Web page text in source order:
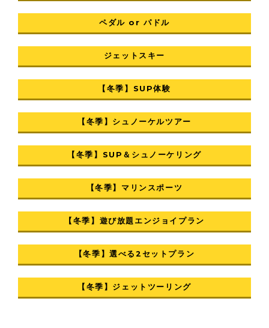
ペダル or パドル
ジェットスキー
【冬季】SUP体験
【冬季】シュノーケルツアー
【冬季】SUP＆シュノーケリング
【冬季】マリンスポーツ
【冬季】遊び放題エンジョイプラン
【冬季】選べる2セットプラン
【冬季】ジェットツーリング